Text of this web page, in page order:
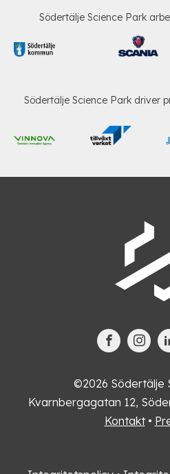
Södertälje Science Park
Södertälje Science Park driver
©2026 Södertälje
Kvarnbergagatan 12,
Kontakt•